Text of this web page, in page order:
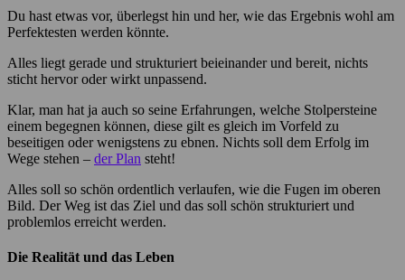
Du hast etwas vor, überlegst hin und her, wie das Ergebnis wohl am
Perfektesten werden könnte.
Alles liegt gerade und strukturiert beieinander und bereit, nichts
sticht hervor oder wirkt unpassend.
Klar, man hat ja auch so seine Erfahrungen, welche Stolpersteine
einem begegnen können, diese gilt es gleich im Vorfeld zu
beseitigen oder wenigstens zu ebnen. Nichts soll dem Erfolg im
Wege stehen – der Plan steht!
Alles soll so schön ordentlich verlaufen, wie die Fugen im oberen
Bild. Der Weg ist das Ziel und das soll schön strukturiert und
problemlos erreicht werden.
Die Realität und das Leben